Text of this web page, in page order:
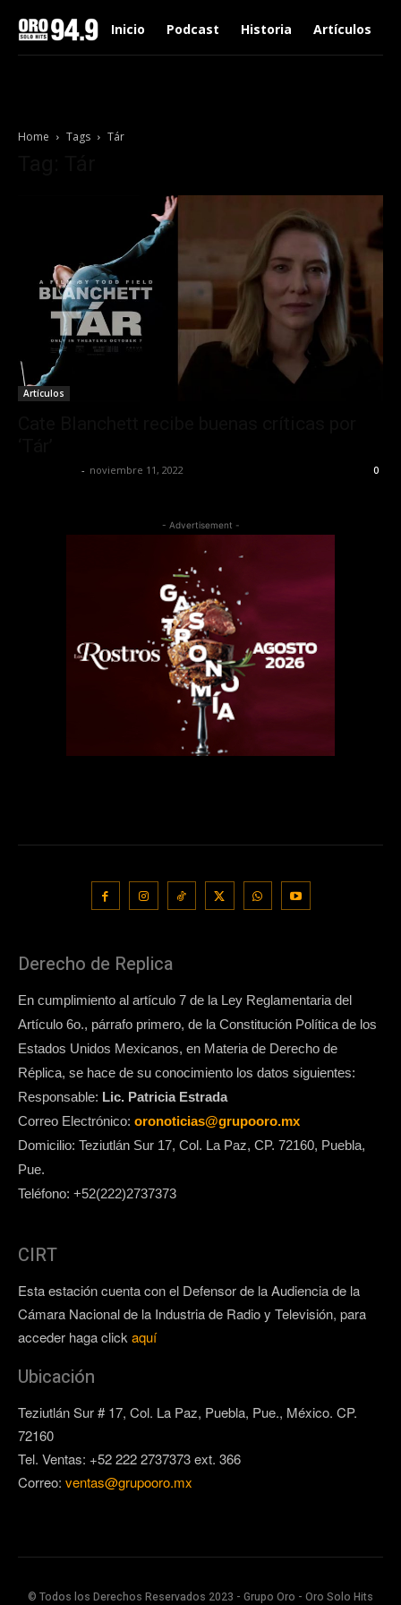
Inicio Podcast Historia Artículos
Home Tags Tár
Artículos
- noviembre 11, 2022 0
- Advertisement -
Derecho de Replica
En cumplimiento al artículo 7 de la Ley Reglamentaria del
Artículo 6o., párrafo primero, de la Constitución Política de los
Estados Unidos Mexicanos, en Materia de Derecho de
Réplica, se hace de su conocimiento los datos siguientes:
Responsable: Lic. Patricia Estrada
Correo Electrónico: oronoticias@grupooro.mx
Domicilio: Teziutlán Sur 17, Col. La Paz, CP. 72160, Puebla,
Pue.
Teléfono: +52(222)2737373
CIRT
Esta estación cuenta con el Defensor de la Audiencia de la
Cámara Nacional de la Industria de Radio y Televisión, para
acceder haga click aquí
Ubicación
Teziutlán Sur # 17, Col. La Paz, Puebla, Pue., México. CP.
72160
Tel. Ventas: +52 222 2737373 ext. 366
Correo: ventas@grupooro.mx
© Todos los Derechos Reservados 2023 - Grupo Oro - Oro Solo Hits